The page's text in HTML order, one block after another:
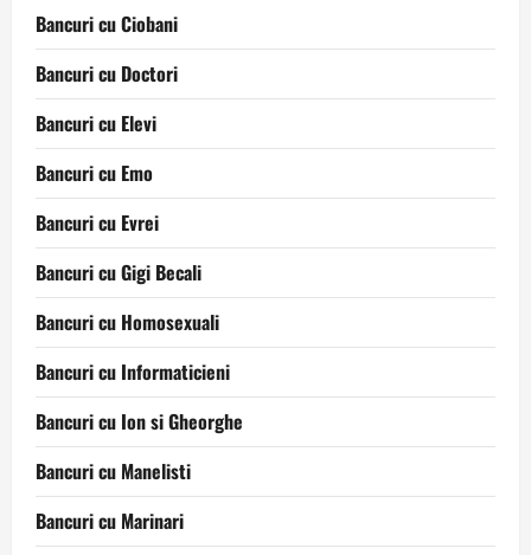
Bancuri cu Ciobani
Bancuri cu Doctori
Bancuri cu Elevi
Bancuri cu Emo
Bancuri cu Evrei
Bancuri cu Gigi Becali
Bancuri cu Homosexuali
Bancuri cu Informaticieni
Bancuri cu Ion si Gheorghe
Bancuri cu Manelisti
Bancuri cu Marinari